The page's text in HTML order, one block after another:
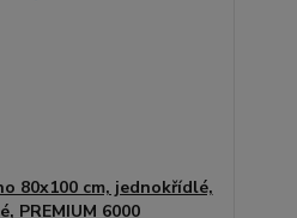
80x100 cm, jednokřídlé,
PREMIUM 6000